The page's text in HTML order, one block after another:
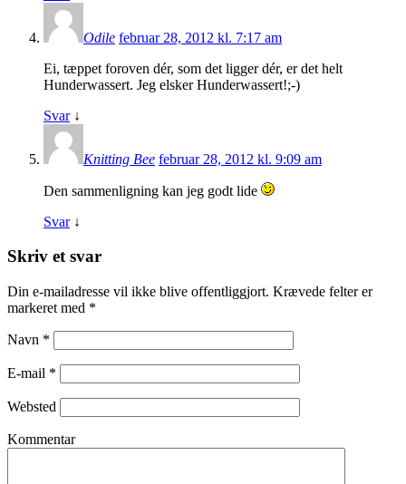
Odile februar 28, 2012 kl. 7:17 am
Ei, tæppet foroven dér, som det ligger dér, er det helt
Hunderwassert. Jeg elsker Hunderwassert!;-)
Svar ↓
Knitting Bee februar 28, 2012 kl. 9:09 am
Den sammenligning kan jeg godt lide
Svar ↓
Skriv et svar
Din e-mailadresse vil ikke blive offentliggjort. Krævede felter er
markeret med *
Navn *
E-mail *
Websted
Kommentar